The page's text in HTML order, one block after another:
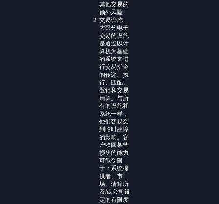
其他交易的
额外风险
交易设施
大部分电子
交易的设施
是通过以计
算机为基础
的系统来进
行交易指令
的传递、执
行、匹配、
登记和交易
清算。与所
有的设施和
系统一样，
他们容易受
到临时故障
的影响。客
户收回某些
损失的能力
可能受限
于：系统提
供者、市
场、清算所
及/或公司设
定的有限度